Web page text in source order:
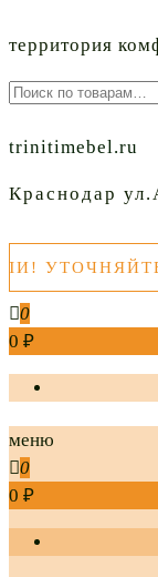
территория
Искать:
trinitimebel.ru
Краснодар
0
0 ₽
меню
0
0 ₽